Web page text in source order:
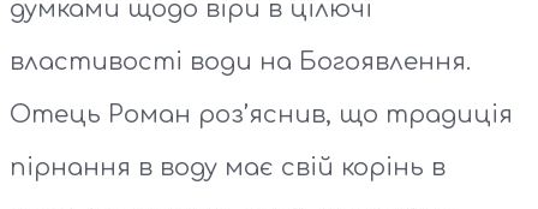
думками щодо віри в цілючі
властивості води на Богоявлення.
Отець Роман роз’яснив, що традиція
пірнання в воду має свій корінь в